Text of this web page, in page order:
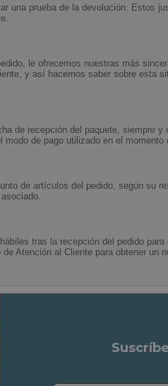
una prueba de la devolución. Estos
le ofrecemos nuestras más
y así hacernos saber sobre esta
de recepción del paquete, siempre
de pago utilizado en el momento
de artículos del pedido, según su
tras la recepción del pedido
Atención al Cliente para obtener un